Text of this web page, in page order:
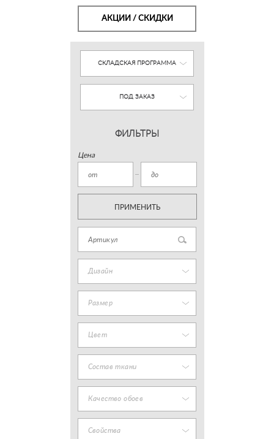
АКЦИИ / СКИДКИ
СКЛАДСКАЯ ПРОГРАММА
ПОД ЗАКАЗ
ФИЛЬТРЫ
Цена
ПРИМЕНИТЬ
Дизайн
Размер
Цвет
Состав ткани
Качество обоев
Свойства